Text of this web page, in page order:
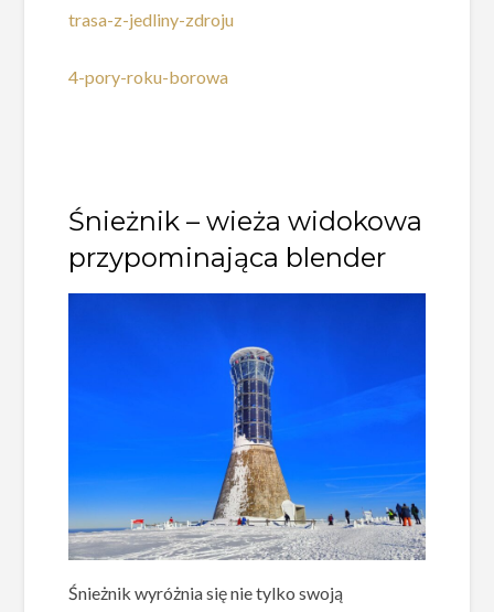
trasa-z-jedliny-zdroju
4-pory-roku-borowa
Śnieżnik – wieża widokowa
przypominająca blender
Śnieżnik wyróżnia się nie tylko swoją